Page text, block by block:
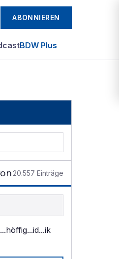
ABONNIEREN
BDW Plus
20.557 Einträge
...höffig...id...ik